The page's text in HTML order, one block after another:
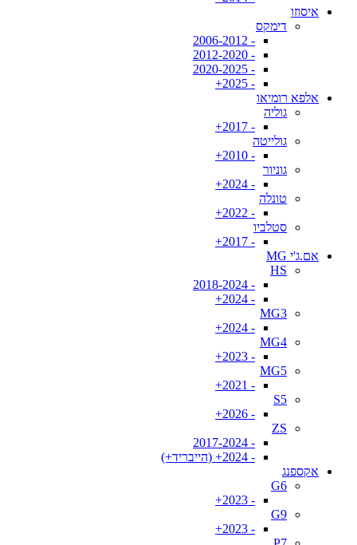
איסוזו
דימקס
- 2006-2012
- 2012-2020
- 2020-2025
- 2025+
אלפא רומיאו
גוליה
- 2017+
גולייטה
- 2010+
גוניור
- 2024+
טונלה
- 2022+
סטלביו
- 2017+
אם.ג'י MG
HS
- 2018-2024
- 2024+
MG3
- 2024+
MG4
- 2023+
MG5
- 2021+
S5
- 2026+
ZS
- 2017-2024
- 2024+ (הייבריד+)
אקספנג
G6
- 2023+
G9
- 2023+